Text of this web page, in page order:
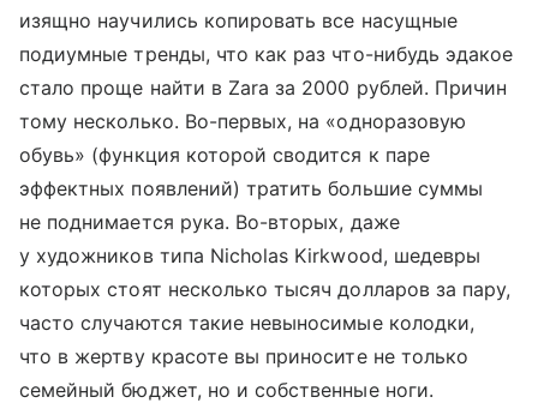
изящно научились копировать все насущные
подиумные тренды, что как раз что-нибудь эдакое
стало проще найти в Zara за 2000 рублей. Причин
тому несколько. Во-первых, на «одноразовую
обувь» (функция которой сводится к паре
эффектных появлений) тратить большие суммы
не поднимается рука. Во-вторых, даже
у художников типа Nicholas Kirkwood, шедевры
которых стоят несколько тысяч долларов за пару,
часто случаются такие невыносимые колодки,
что в жертву красоте вы приносите не только
семейный бюджет, но и собственные ноги.